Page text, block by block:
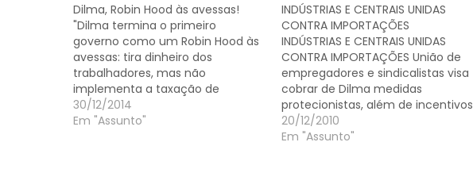
Dilma, Robin Hood às avessas!
"Dilma termina o primeiro
governo como um Robin Hood às
avessas: tira dinheiro dos
trabalhadores, mas não
implementa a taxação de
fortunas dos poderosos." do
presidente da Força Sindical,
30/12/2014
Em "Assunto"
INDÚSTRIAS E CENTRAIS UNIDAS
CONTRA IMPORTAÇÕES
INDÚSTRIAS E CENTRAIS UNIDAS
CONTRA IMPORTAÇÕES União de
empregadores e sindicalistas visa
cobrar de Dilma medidas
protecionistas, além de incentivos
fiscais Marcelo Rehder, de O
Estado de S. Paulo Sob ameaça
20/12/2010
Em "Assunto"